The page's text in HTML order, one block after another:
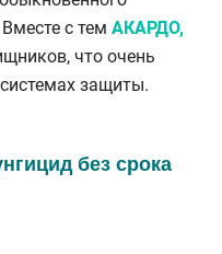
с тем АКАРДО,
что очень
защиты.
без срока